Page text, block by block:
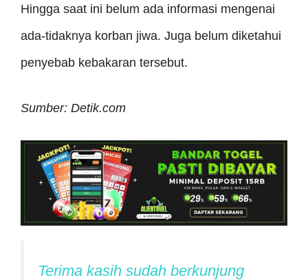
Hingga saat ini belum ada informasi mengenai
ada-tidaknya korban jiwa. Juga belum diketahui
penyebab kebakaran tersebut.
Sumber: Detik.com
Terima kasih sudah berkunjung